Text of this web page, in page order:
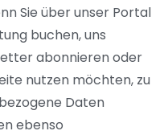
Sie über unser Portal
buchen, uns
abonnieren oder
nutzen möchten, zu
Daten
ebenso